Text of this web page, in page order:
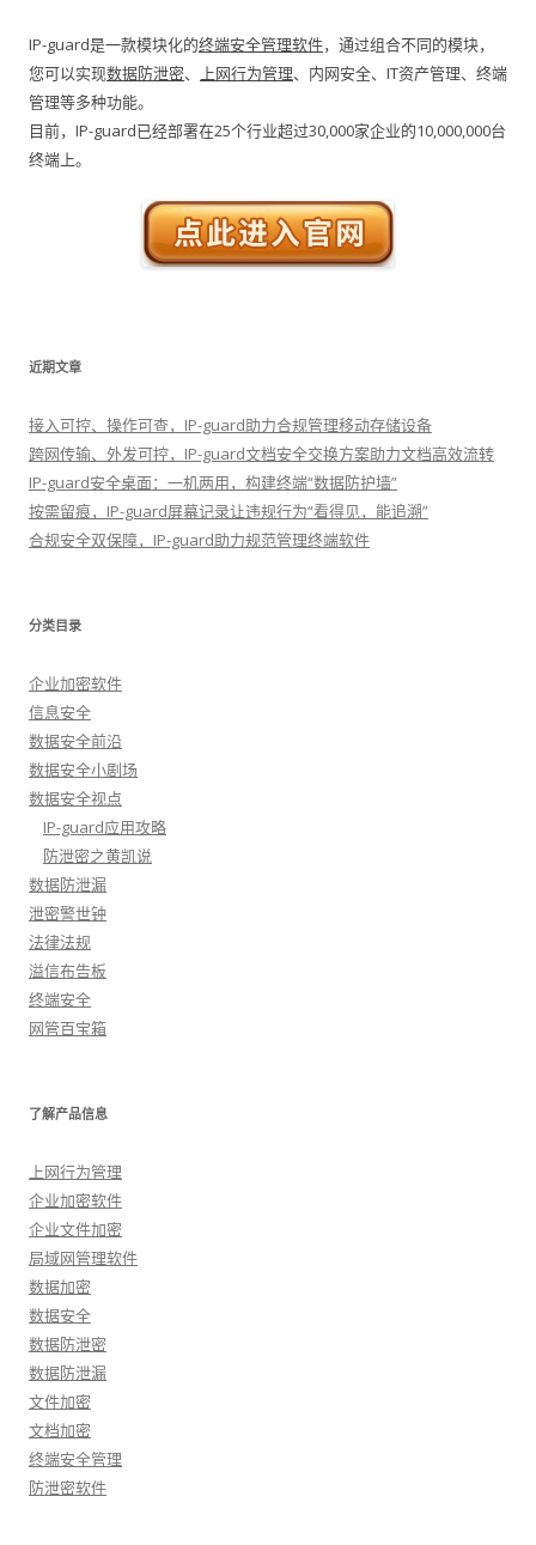
IP-guard是一款模块化的终端安全管理软件，通过组合不同的模块，
您可以实现数据防泄密、 上网行为管理、内网安全、IT资产管理、终端
管理等多种功能。
目前，IP-guard已经部署在25个行业超过30,000家企业的10,000,000台
终端上。
近期文章
接入可控、操作可查，IP-guard助力合规管理移动存储设备
跨网传输、外发可控，IP-guard文档安全交换方案助力文档高效流转
IP-guard安全桌面：一机两用，构建终端“数据防护墙”
按需留痕，IP-guard屏幕记录让违规行为“看得见，能追溯”
合规安全双保障，IP-guard助力规范管理终端软件
分类目录
企业加密软件
信息安全
数据安全前沿
数据安全小剧场
数据安全视点
IP-guard应用攻略
防泄密之黄凯说
数据防泄漏
泄密警世钟
法律法规
溢信布告板
终端安全
网管百宝箱
了解产品信息
上网行为管理
企业加密软件
企业文件加密
局域网管理软件
数据加密
数据安全
数据防泄密
数据防泄漏
文件加密
文档加密
终端安全管理
防泄密软件